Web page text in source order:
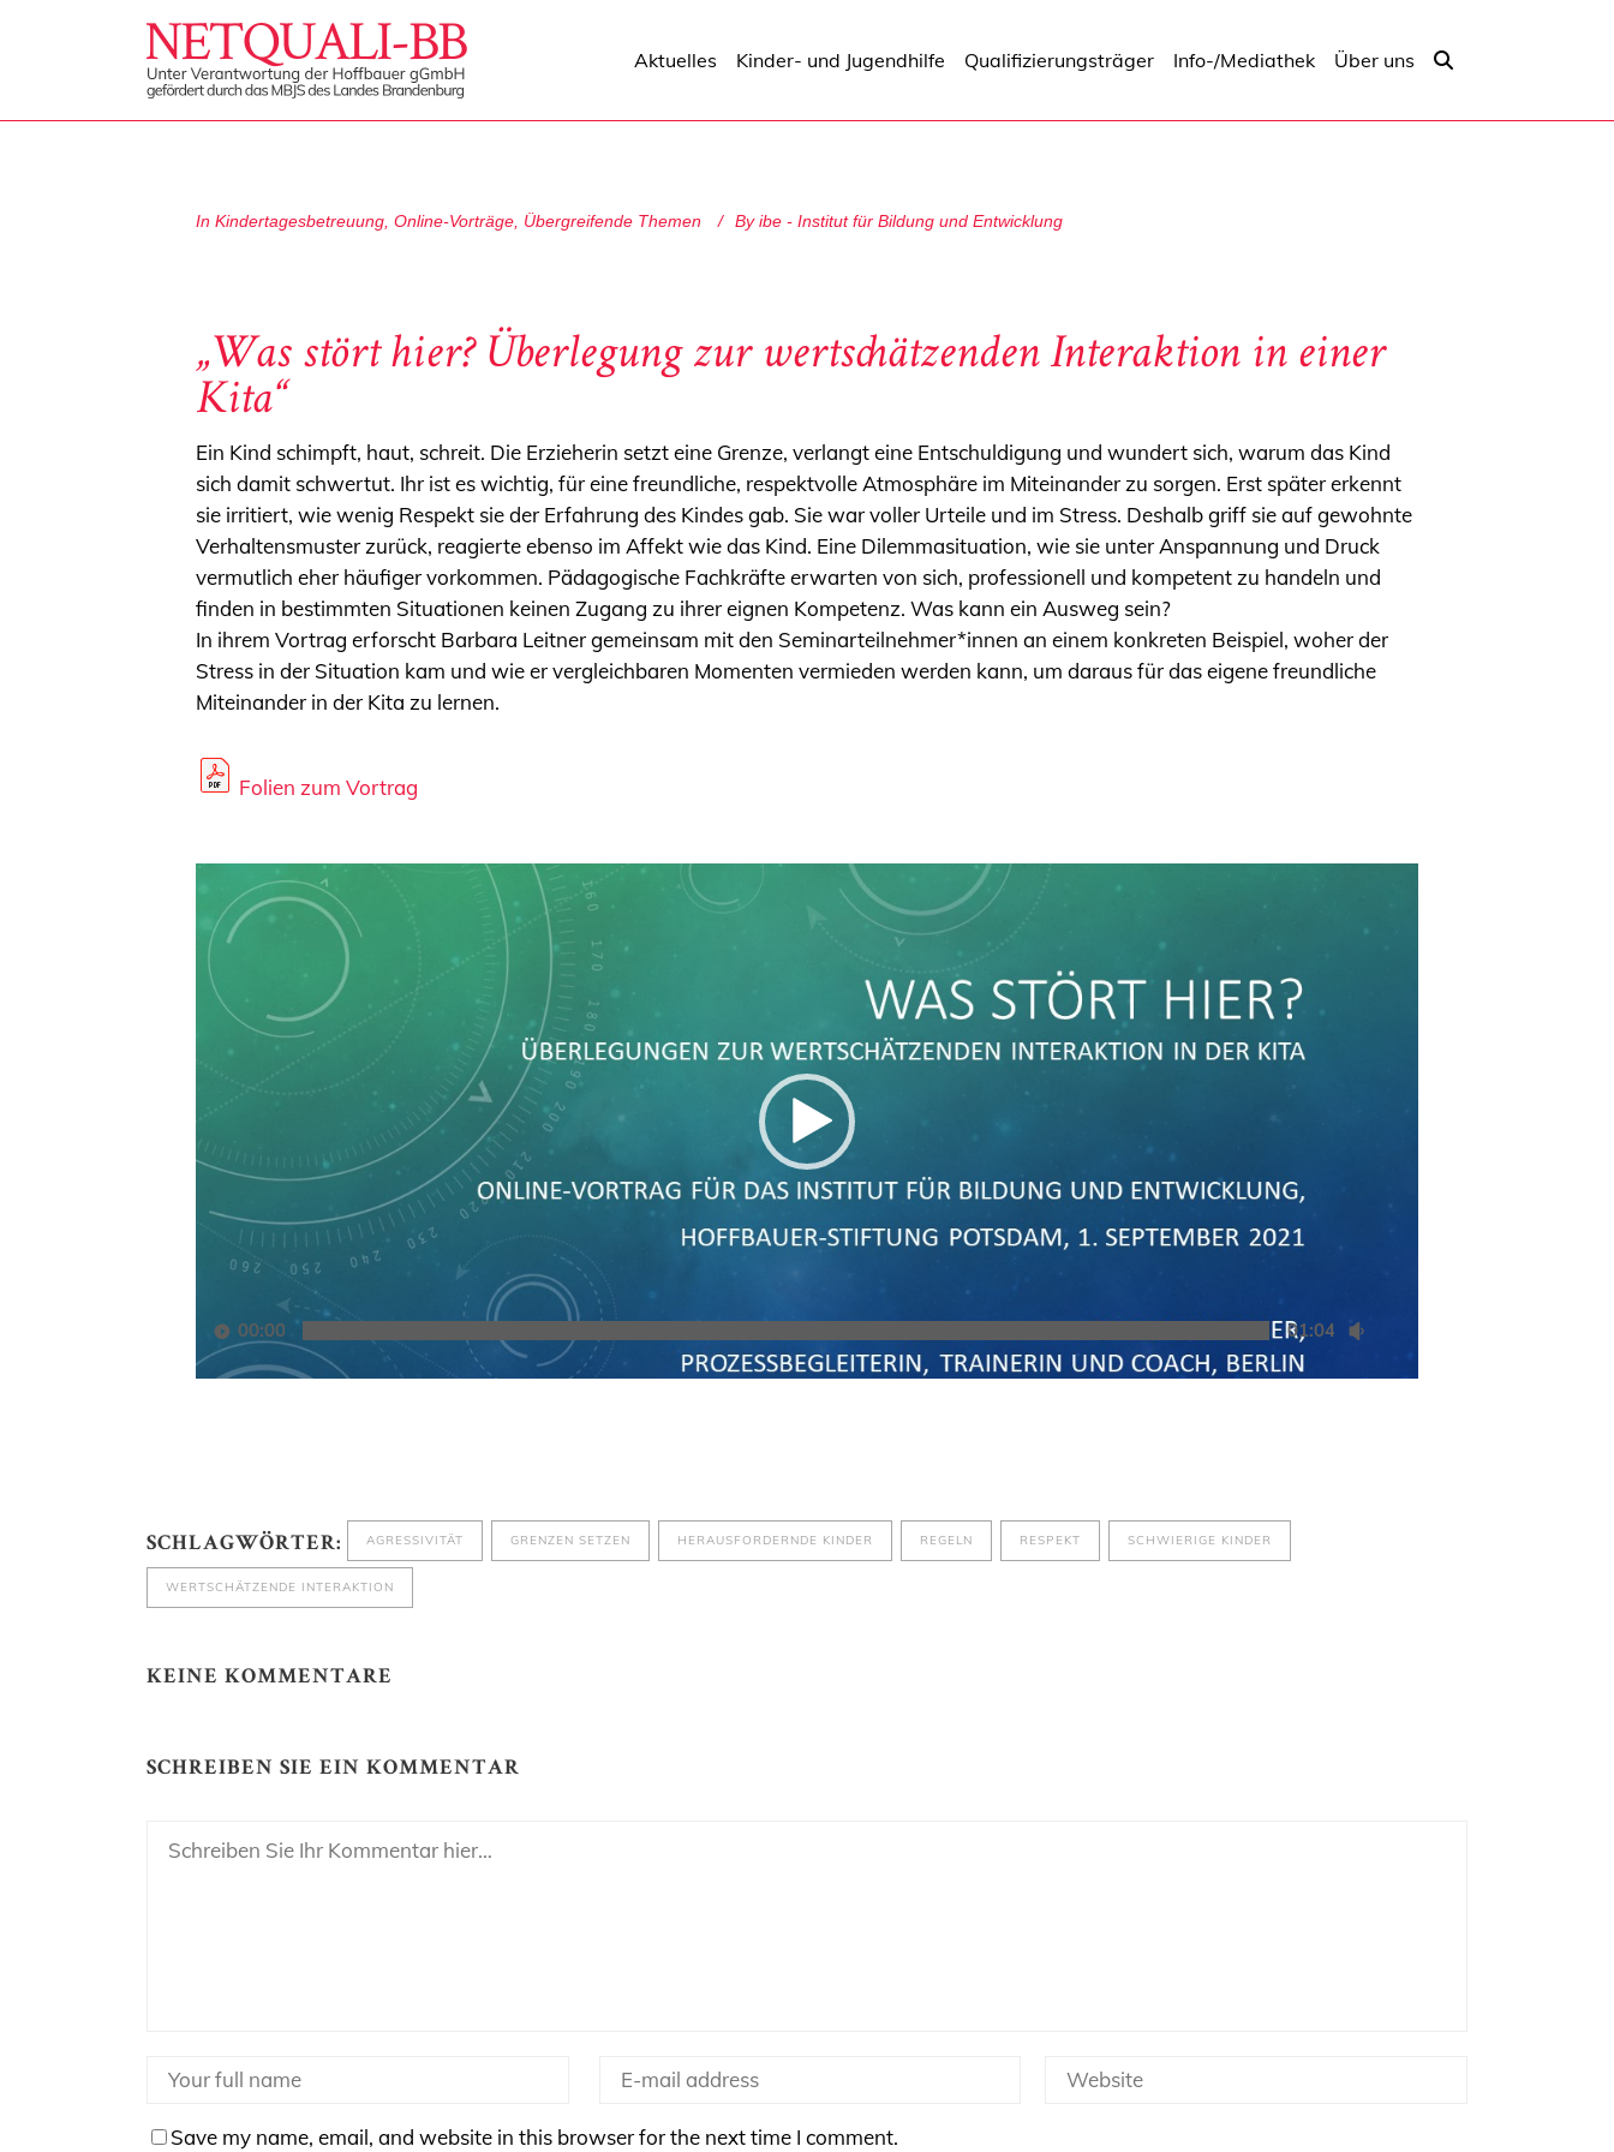
Aktuelles Kinder- und Jugendhilfe Qualifizierungsträger Info-/Mediathek Über uns
In Kindertagesbetreuung Online-Vorträge Übergreifende Themen By ibe - Institut für Bildung und Entwicklung
„Was stört hier? Überlegung zur wertschätzenden Interaktion in einer
Kita“
Ein Kind schimpft, haut, schreit. Die Erzieherin setzt eine Grenze, verlangt eine Entschuldigung und wundert sich, warum das Kind
sich damit schwertut. Ihr ist es wichtig, für eine freundliche, respektvolle Atmosphäre im Miteinander zu sorgen. Erst später erkennt
sie irritiert, wie wenig Respekt sie der Erfahrung des Kindes gab. Sie war voller Urteile und im Stress. Deshalb griff sie auf gewohnte
Verhaltensmuster zurück, reagierte ebenso im Affekt wie das Kind. Eine Dilemmasituation, wie sie unter Anspannung und Druck
vermutlich eher häufiger vorkommen. Pädagogische Fachkräfte erwarten von sich, professionell und kompetent zu handeln und
finden in bestimmten Situationen keinen Zugang zu ihrer eignen Kompetenz. Was kann ein Ausweg sein?
In ihrem Vortrag erforscht Barbara Leitner gemeinsam mit den Seminarteilnehmer*innen an einem konkreten Beispiel, woher der
Stress in der Situation kam und wie er vergleichbaren Momenten vermieden werden kann, um daraus für das eigene freundliche
Miteinander in der Kita zu lernen.
Folien zum Vortrag
Player
00:00 01:04:59
SCHLAGWÖRTER: AGRESSIVITÄT GRENZEN SETZEN HERAUSFORDERNDE KINDER REGELN RESPEKT SCHWIERIGE KINDER
WERTSCHÄTZENDE INTERAKTION
KEINE KOMMENTARE
SCHREIBEN SIE EIN KOMMENTAR
Save my name, email, and website in this browser for the next time I comment.